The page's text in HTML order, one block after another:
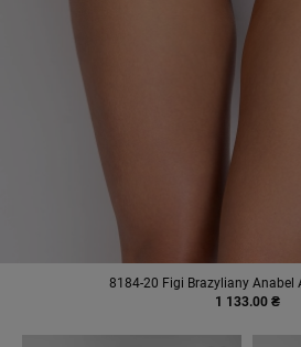
8184-20 Figi Brazyliany Anabel
1 133.00 ₴